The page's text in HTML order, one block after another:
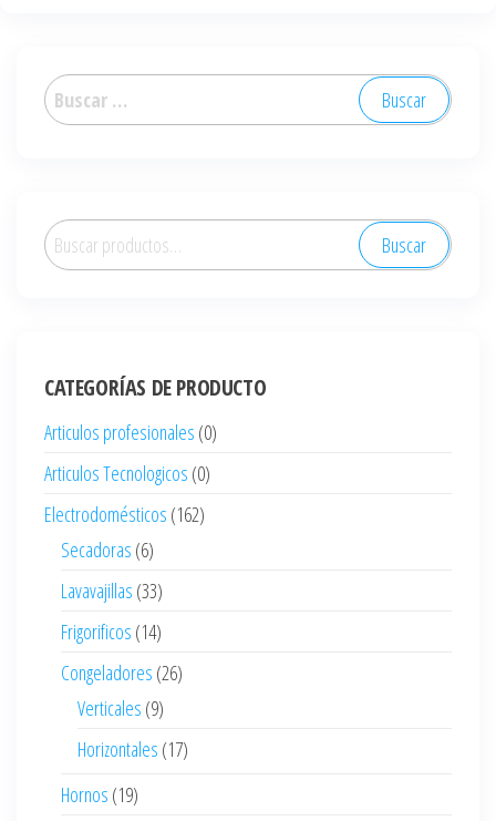
Buscar:
Buscar
por:
Buscar
CATEGORÍAS DE PRODUCTO
Articulos profesionales (0)
Articulos Tecnologicos (0)
Electrodomésticos (162)
Secadoras (6)
Lavavajillas (33)
Frigorificos (14)
Congeladores (26)
Verticales (9)
Horizontales (17)
Hornos (19)